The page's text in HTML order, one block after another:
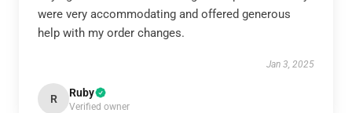
were very accommodating and offered generous
help with my order changes.
Jan 3, 2025
R Ruby
Verified owner